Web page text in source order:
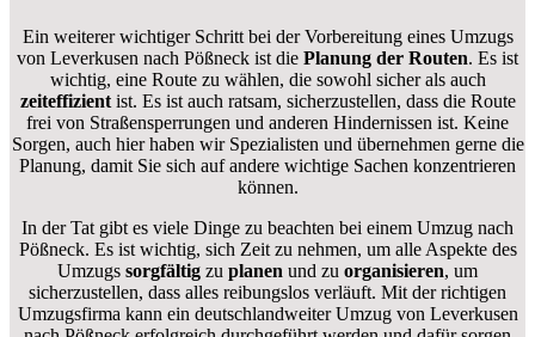
Ein weiterer wichtiger Schritt bei der Vorbereitung eines Umzugs
von Leverkusen nach Pößneck ist die Planung der Routen. Es ist
wichtig, eine Route zu wählen, die sowohl sicher als auch
zeiteffizientist. Es ist auch ratsam, sicherzustellen, dass die Route
frei von Straßensperrungen und anderen Hindernissen ist. Keine
Sorgen, auch hier haben wir Spezialisten und übernehmen gerne die
Planung, damit Sie sich auf andere wichtige Sachen konzentrieren
können.
In der Tat gibt es viele Dinge zu beachten bei einem Umzug nach
Pößneck. Es ist wichtig, sich Zeit zu nehmen, um alle Aspekte des
Umzugs sorgfältig zu planen und zu organisieren, um
sicherzustellen, dass alles reibungslos verläuft. Mit der richtigen
Umzugsfirma kann ein deutschlandweiter Umzug von Leverkusen